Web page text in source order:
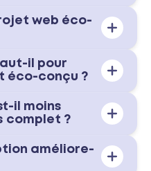
web éco-
il pour
éco-conçu ?
il moins
complet ?
améliore-